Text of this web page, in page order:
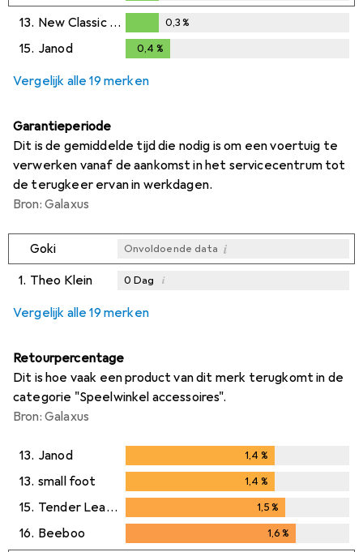
0,3%
13. New Classic Toys
0,3%
0,3%
15. Janod 0,4 %
Vergelijk alle 19 merken
Garantieperiode
Dit is de gemiddelde tijd die nodig is om een voertuig te
verwerken vanaf de aankomst in het servicecentrum tot
de terugkeer ervan in werkdagen.
Bron: Galaxus
Goki Onvoldoende data i
1. Theo Klein 0 Dag i
Vergelijk alle 19 merken
Retourpercentage
Dit is hoe vaak een product van dit merk terugkomt in de
categorie "Speelwinkel accessoires".
Bron: Galaxus
13. Janod 1,4 %
13. small foot 1,4 %
15. Tender Leaf Toys 1,5%
16. Beeboo 1,6%